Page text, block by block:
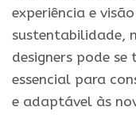
experiência e
sustentabilidade,
designers pode
essencial para
e adaptável às